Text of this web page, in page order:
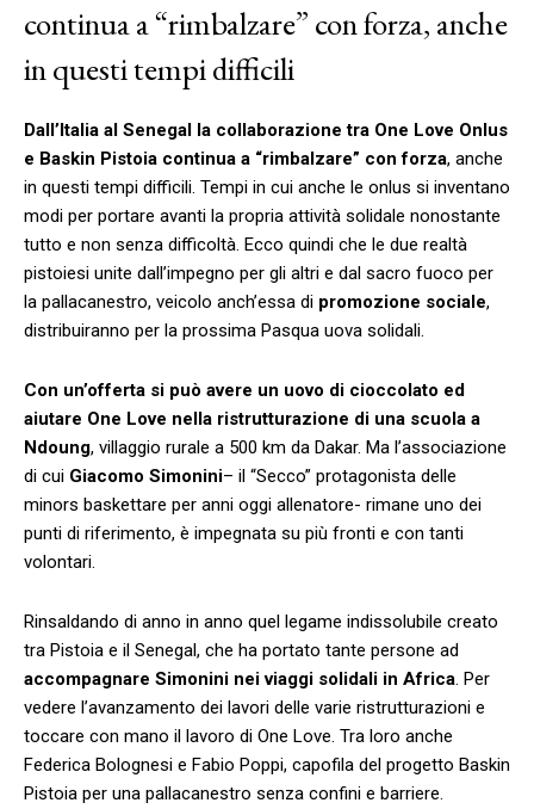
continua a “rimbalzare” con forza, anche
in questi tempi difficili
Dall’Italia al Senegal la collaborazione tra One Love Onlus
e Baskin Pistoia continua a “rimbalzare” con forza, anche
in questi tempi difficili. Tempi in cui anche le onlus si inventano
modi per portare avanti la propria attività solidale nonostante
tutto e non senza difficoltà. Ecco quindi che le due realtà
pistoiesi unite dall’impegno per gli altri e dal sacro fuoco per
la pallacanestro, veicolo anch’essa di promozione sociale,
distribuiranno per la prossima Pasqua uova solidali.
Con un’offerta si può avere un uovo di cioccolato ed
aiutare One Love nella ristrutturazione di una scuola a
Ndoung, villaggio rurale a 500 km da Dakar. Ma l’associazione
di cui Giacomo Simonini– il “Secco” protagonista delle
minors baskettare per anni oggi allenatore- rimane uno dei
punti di riferimento, è impegnata su più fronti e con tanti
volontari.
Rinsaldando di anno in anno quel legame indissolubile creato
tra Pistoia e il Senegal, che ha portato tante persone ad
accompagnare Simonini nei viaggi solidali in Africa. Per
vedere l’avanzamento dei lavori delle varie ristrutturazioni e
toccare con mano il lavoro di One Love. Tra loro anche
Federica Bolognesi e Fabio Poppi, capofila del progetto Baskin
Pistoia per una pallacanestro senza confini e barriere.